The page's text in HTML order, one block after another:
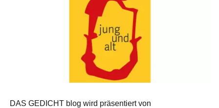
DAS GEDICHT blog wird präsentiert von